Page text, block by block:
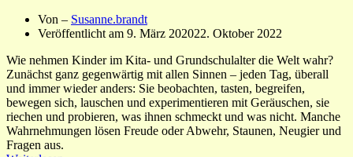
Von – Susanne.brandt
Veröffentlicht am 9. März 202022. Oktober 2022
Wie nehmen Kinder im Kita- und Grundschulalter die Welt wahr?
Zunächst ganz gegenwärtig mit allen Sinnen – jeden Tag, überall
und immer wieder anders: Sie beobachten, tasten, begreifen,
bewegen sich, lauschen und experimentieren mit Geräuschen, sie
riechen und probieren, was ihnen schmeckt und was nicht. Manche
Wahrnehmungen lösen Freude oder Abwehr, Staunen, Neugier und
Fragen aus.